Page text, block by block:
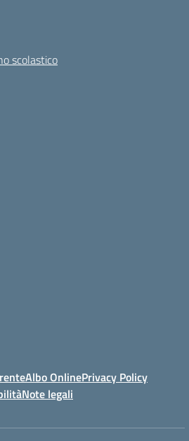
scolastico
Albo OnlinePrivacy Policy
Note legali